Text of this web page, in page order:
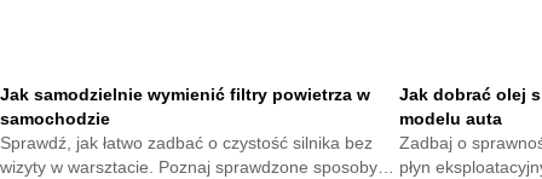
Jak samodzielnie wymienić filtry powietrza w
samochodzie
Sprawdź, jak łatwo zadbać o czystość silnika bez
wizyty w warsztacie. Poznaj sprawdzone sposoby
Jak dobrać olej
modelu auta
Zadbaj o
płyn